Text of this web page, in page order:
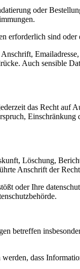
oder
erforderlich sind
Auch sensible
das Recht auf
Löschung,
Anschrift der
oder Ihre
betreffen
dass